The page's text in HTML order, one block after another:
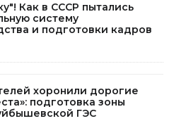
Как в СССР пытались
систему
и подготовки кадров
хоронили дорогие
подготовка зоны
ГЭС